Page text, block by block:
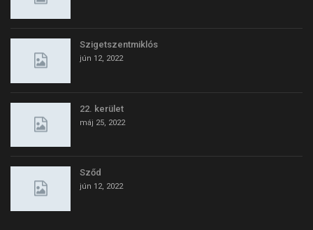
Szigetszentmiklós
jún 12, 2022
22. kerület
máj 25, 2022
Sződ
jún 12, 2022